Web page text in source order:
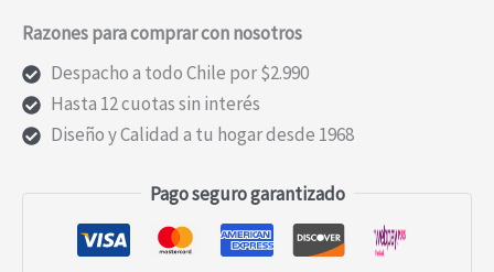
FLORES
cantidad
Razones para comprar con nosotros
Despacho a todo Chile por $2.990
Hasta 12 cuotas sin interés
Diseño y Calidad a tu hogar desde 1968
Pago seguro garantizado